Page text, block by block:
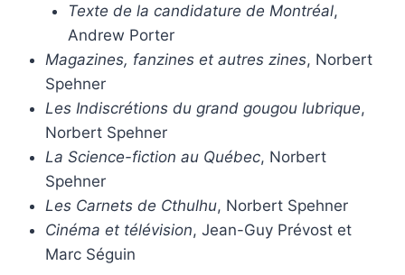
Texte de la candidature de Montréal,
Andrew Porter
Magazines, fanzines et autres zines, Norbert
Spehner
Les Indiscrétions du grand gougou lubrique,
Norbert Spehner
La Science-fiction au Québec, Norbert
Spehner
Les Carnets de Cthulhu, Norbert Spehner
Cinéma et télévision, Jean-Guy Prévost et
Marc Séguin